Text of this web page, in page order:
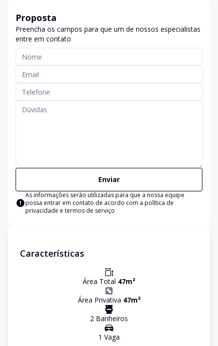
Proposta
Preencha os campos para que um de nossos especialistas
entre em contato
Enviar
As informações serão utilizadas para que a nossa equipe
possa entrar em contato de acordo com a política de
privacidade e termos de serviço
Características
Área Total 47m²
Área Privativa 47m²
2 Banheiros
1 Vaga